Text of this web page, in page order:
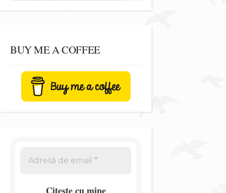
BUY ME A COFFEE
Citește cu mine